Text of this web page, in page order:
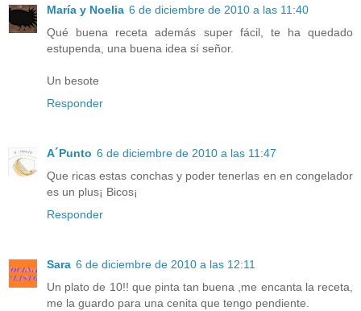
María y Noelia 6 de diciembre de 2010 a las 11:40
Qué buena receta además super fácil, te ha quedado
estupenda, una buena idea sí señor.
Un besote
Responder
A´Punto 6 de diciembre de 2010 a las 11:47
Que ricas estas conchas y poder tenerlas en en congelador
es un plus¡ Bicos¡
Responder
Sara 6 de diciembre de 2010 a las 12:11
Un plato de 10!! que pinta tan buena ,me encanta la receta,
me la guardo para una cenita que tengo pendiente.